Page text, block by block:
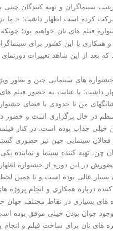
سینماگران و تهیه كنندگان چینی
شركت كرده است اظهار داشت: « ما
فیلم های نان خواهیم بود؛
با این كشور برای
بعد از این شاهد تغییرات دورنمای
جشنواره های سینمایی چین و بطور
داشت: با عنایت به حضور فیلم های
من تا حدودی با فضای
در حال برگزاری است و حضور
جذاب بوده است. در كنار
سینمایی چین نیز حضوری
تهیه كننده سینما و نماینده یكی
در این دوره از جشنواره اظهار
عالی بوده است و تا همین
كننده درباره همكاری و انجام پروژه
بسیاری در نقاط مختلف جهان
جوان بودن خیلی موفق بوده
نان برای ساخت فیلم و انجام